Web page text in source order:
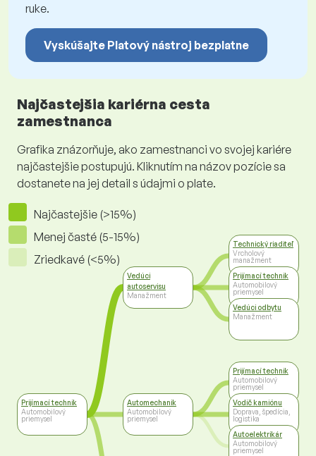
ruke.
Vyskúšajte Platový nástroj bezplatne
Najčastejšia kariérna cesta
zamestnanca
Grafika znázorňuje, ako zamestnanci vo svojej kariére
najčastejšie postupujú. Kliknutím na názov pozície sa
dostanete na jej detail s údajmi o plate.
Najčastejšie (>15%)
Menej časté (5-15%)
Zriedkavé (<5%)
Prijímací technik
Automobilový
priemysel
Vedúci
autoservisu
Manažment
Automechanik
Automobilový
priemysel
Technický riaditeľ
Vrcholový
manažment
Prijímací technik
Automobilový
priemysel
Vedúci odbytu
Manažment
Prijímací technik
Automobilový
priemysel
Vodič kamiónu
Doprava, špedícia,
logistika
Autoelektrikár
Automobilový
priemysel